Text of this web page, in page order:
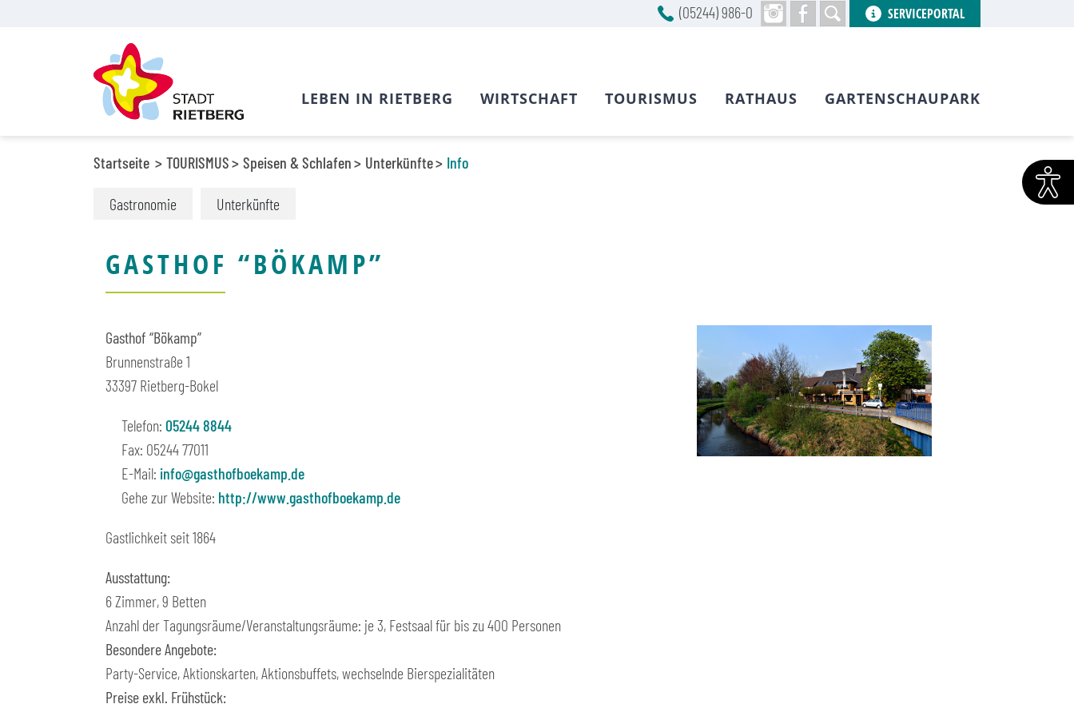
Startseite TOURISMUS Speisen & Schlafen Unterkünfte Info
Gastronomie Unterkünfte
GASTHOF “BÖKAMP”
Gasthof “Bökamp”
Brunnenstraße 1
33397 Rietberg-Bokel
Telefon: 05244 8844
Fax: 05244 77011
E-Mail: info@gasthofboekamp.de
Gehe zur Website: http://www.gasthofboekamp.de
Gastlichkeit seit 1864
Ausstattung:
6 Zimmer, 9 Betten
Anzahl der Tagungsräume/Veranstaltungsräume: je 3, Festsaal für bis zu 400 Personen
Besondere Angebote:
Party-Service, Aktionskarten, Aktionsbuffets, wechselnde Bierspezialitäten
Preise exkl. Frühstück:
(05244) 986-0 SERVICEPORTAL
LEBEN IN RIETBERG WIRTSCHAFT TOURISMUS RATHAUS GARTENSCHAUPARK